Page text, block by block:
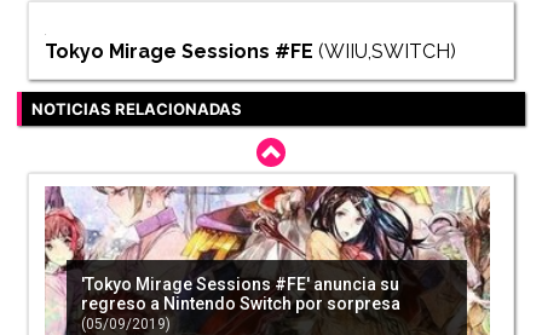
Tokyo Mirage Sessions #FE (WIIU,SWITCH)
NOTICIAS RELACIONADAS
'Tokyo Mirage Sessions #FE' anuncia su
regreso a Nintendo Switch por sorpresa
(05/09/2019)